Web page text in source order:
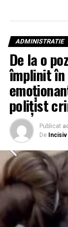
ADMINISTRATIE
De la o
împlinit în
polițist
Publicat
De Incisiv